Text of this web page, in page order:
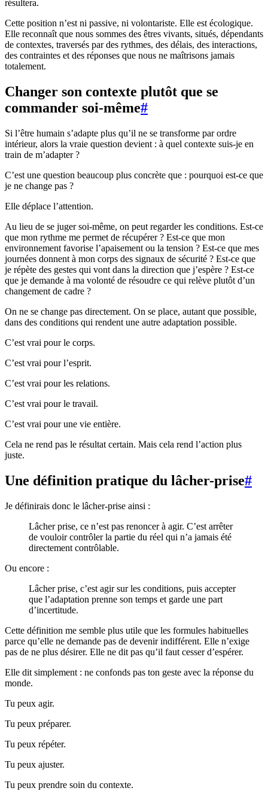
résultera.
Cette position n’est ni passive, ni volontariste. Elle est écologique.
Elle reconnaît que nous sommes des êtres vivants, situés, dépendants
de contextes, traversés par des rythmes, des délais, des interactions,
des contraintes et des réponses que nous ne maîtrisons jamais
totalement.
Changer son contexte plutôt que se
commander soi-même#
Si l’être humain s’adapte plus qu’il ne se transforme par ordre
intérieur, alors la vraie question devient : à quel contexte suis-je en
train de m’adapter ?
C’est une question beaucoup plus concrète que : pourquoi est-ce que
je ne change pas ?
Elle déplace l’attention.
Au lieu de se juger soi-même, on peut regarder les conditions. Est-ce
que mon rythme me permet de récupérer ? Est-ce que mon
environnement favorise l’apaisement ou la tension ? Est-ce que mes
journées donnent à mon corps des signaux de sécurité ? Est-ce que
je répète des gestes qui vont dans la direction que j’espère ? Est-ce
que je demande à ma volonté de résoudre ce qui relève plutôt d’un
changement de cadre ?
On ne se change pas directement. On se place, autant que possible,
dans des conditions qui rendent une autre adaptation possible.
C’est vrai pour le corps.
C’est vrai pour l’esprit.
C’est vrai pour les relations.
C’est vrai pour le travail.
C’est vrai pour une vie entière.
Cela ne rend pas le résultat certain. Mais cela rend l’action plus
juste.
Une définition pratique du lâcher-prise#
Je définirais donc le lâcher-prise ainsi :
Lâcher prise, ce n’est pas renoncer à agir. C’est arrêter
de vouloir contrôler la partie du réel qui n’a jamais été
directement contrôlable.
Ou encore :
Lâcher prise, c’est agir sur les conditions, puis accepter
que l’adaptation prenne son temps et garde une part
d’incertitude.
Cette définition me semble plus utile que les formules habituelles
parce qu’elle ne demande pas de devenir indifférent. Elle n’exige
pas de ne plus désirer. Elle ne dit pas qu’il faut cesser d’espérer.
Elle dit simplement : ne confonds pas ton geste avec la réponse du
monde.
Tu peux agir.
Tu peux préparer.
Tu peux répéter.
Tu peux ajuster.
Tu peux prendre soin du contexte.